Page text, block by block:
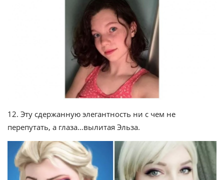
12. Эту сдержанную элегантность ни с чем не
перепутать, а глаза…вылитая Эльза.